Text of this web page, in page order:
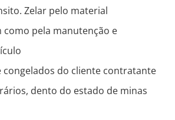
Zelar pelo material
pela manutenção e
do cliente contratante
dento do estado de minas